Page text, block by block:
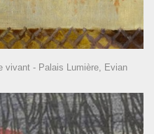
vivant - Palais Lumière, Evian